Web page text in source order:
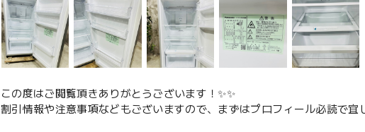
この度はご閲覧頂きありがとうございます！✨✨
割引情報や注意事項などもございますので、まずはプロフィール必読で宜